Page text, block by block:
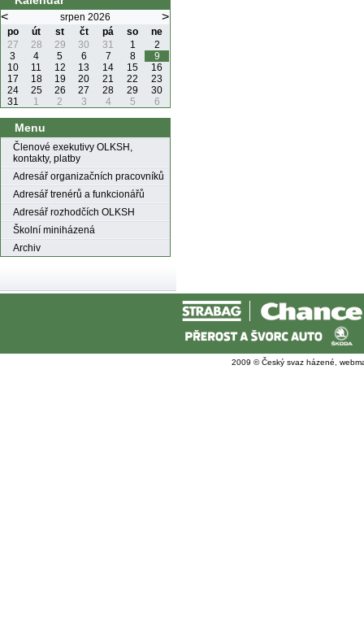
< srpen 2026 >
po út st čt pá so
ne
27
28 29 30 31 1
2
3
4 5 6 7 8
9
10
11 12 13 14 15
16
17
18 19 20 21 22
23
24
25 26 27 28 29
30
31
1 2 3 4 5 6
Menu
Členové exekutivy OLKSH,
kontakty, platby
Adresář organizačních pracovníků
Adresář trenérů a funkcionářů
Adresář rozhodčích OLKSH
Školní miniházená
Archiv
2009 © Český svaz házené,